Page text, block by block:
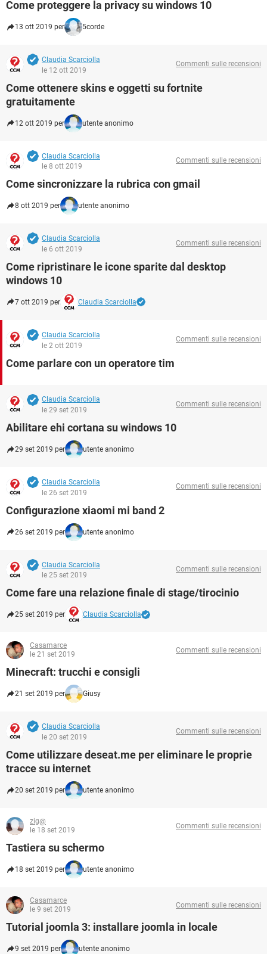
Come proteggere la privacy su windows 10
13 ott 2019 per 5corde
Claudia Scarciolla
le 12 ott 2019
Commenti sulle recensioni
Come ottenere skins e oggetti su fortnite
gratuitamente
12 ott 2019 per utente anonimo
Claudia Scarciolla
le 8 ott 2019
Commenti sulle recensioni
Come sincronizzare la rubrica con gmail
8 ott 2019 per utente anonimo
Claudia Scarciolla
le 6 ott 2019
Commenti sulle recensioni
Come ripristinare le icone sparite dal desktop
windows 10
7 ott 2019 per Claudia Scarciolla
Claudia Scarciolla
le 2 ott 2019
Commenti sulle recensioni
Come parlare con un operatore tim
Claudia Scarciolla
le 29 set 2019
Commenti sulle recensioni
Abilitare ehi cortana su windows 10
29 set 2019 per utente anonimo
Claudia Scarciolla
le 26 set 2019
Commenti sulle recensioni
Configurazione xiaomi mi band 2
26 set 2019 per utente anonimo
Claudia Scarciolla
le 25 set 2019
Commenti sulle recensioni
Come fare una relazione finale di stage/tirocinio
25 set 2019 per Claudia Scarciolla
Casamarce
le 21 set 2019
Commenti sulle recensioni
Minecraft: trucchi e consigli
21 set 2019 per Giusy
Claudia Scarciolla
le 20 set 2019
Commenti sulle recensioni
Come utilizzare deseat.me per eliminare le proprie
tracce su internet
20 set 2019 per utente anonimo
zig@
le 18 set 2019
Commenti sulle recensioni
Tastiera su schermo
18 set 2019 per utente anonimo
Casamarce
le 9 set 2019
Commenti sulle recensioni
Tutorial joomla 3: installare joomla in locale
9 set 2019 per utente anonimo